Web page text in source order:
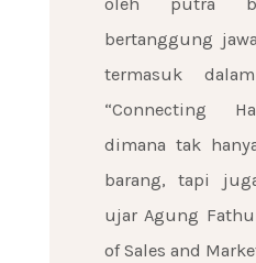
oleh putra
bertanggung
termasuk
“Connecting
dimana tak
barang, tapi
ujar Agung
of Sales and